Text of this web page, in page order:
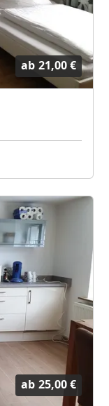
ab 21,00 €
ab 25,00 €